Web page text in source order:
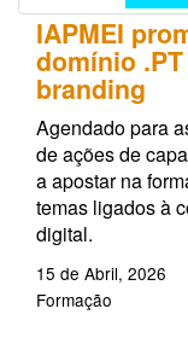
IAPMEI
domínio
branding
Agendado para
de ações de
a apostar na
temas ligados à
digital.
15 de Abril, 2026
Formação